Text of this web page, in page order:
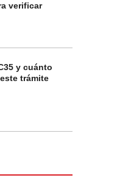
verificar
y cuánto
trámite